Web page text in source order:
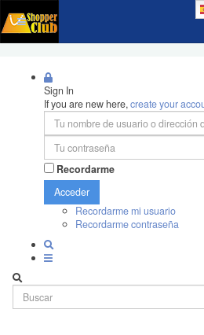
Sign In
If you are new here,create your
Recordarme
Acceder
Recordarme mi usuario
Recordarme contraseña